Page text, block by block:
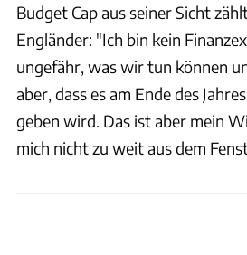
Budget Cap aus seiner Sicht
Engländer: "Ich bin kein
ungefähr, was wir tun können
aber, dass es am Ende des
geben wird. Das ist aber mein
mich nicht zu weit aus dem